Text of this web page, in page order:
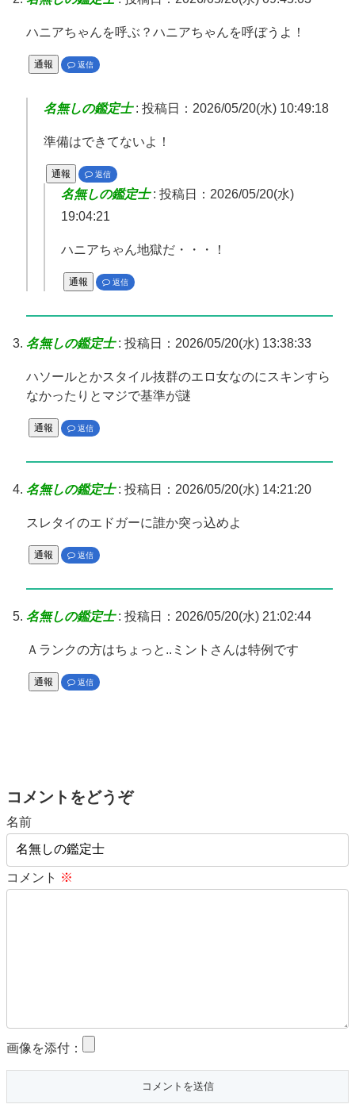
ハニアちゃんを呼ぶ？ハニアちゃんを呼ぼうよ！
通報 返信
名無しの鑑定士: 投稿日：2026/05/20(水) 10:49:18
準備はできてないよ！
通報 返信
名無しの鑑定士: 投稿日：2026/05/20(水)
19:04:21
ハニアちゃん地獄だ・・・！
通報 返信
名無しの鑑定士: 投稿日：2026/05/20(水) 13:38:33
ハソールとかスタイル抜群のエロ女なのにスキンすら
なかったりとマジで基準が謎
通報 返信
名無しの鑑定士: 投稿日：2026/05/20(水) 14:21:20
スレタイのエドガーに誰か突っ込めよ
通報 返信
名無しの鑑定士: 投稿日：2026/05/20(水) 21:02:44
Ａランクの方はちょっと..ミントさんは特例です
通報 返信
コメントをどうぞ
名前
コメント ※
画像を添付：